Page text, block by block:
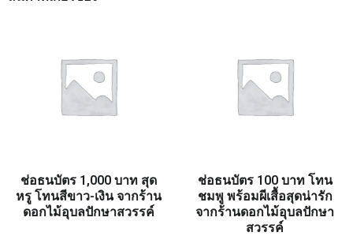
ช่อธนบัตร 1,000 บาท สุด
หรู โทนสีขาว-เงิน จากร้าน
ดอกไม้อุบลปักษาสวรรค์
ช่อธนบัตร 100 บาท โทน
ชมพู พร้อมผีเสื้อสุดน่ารัก
จากร้านดอกไม้อุบลปักษา
สวรรค์